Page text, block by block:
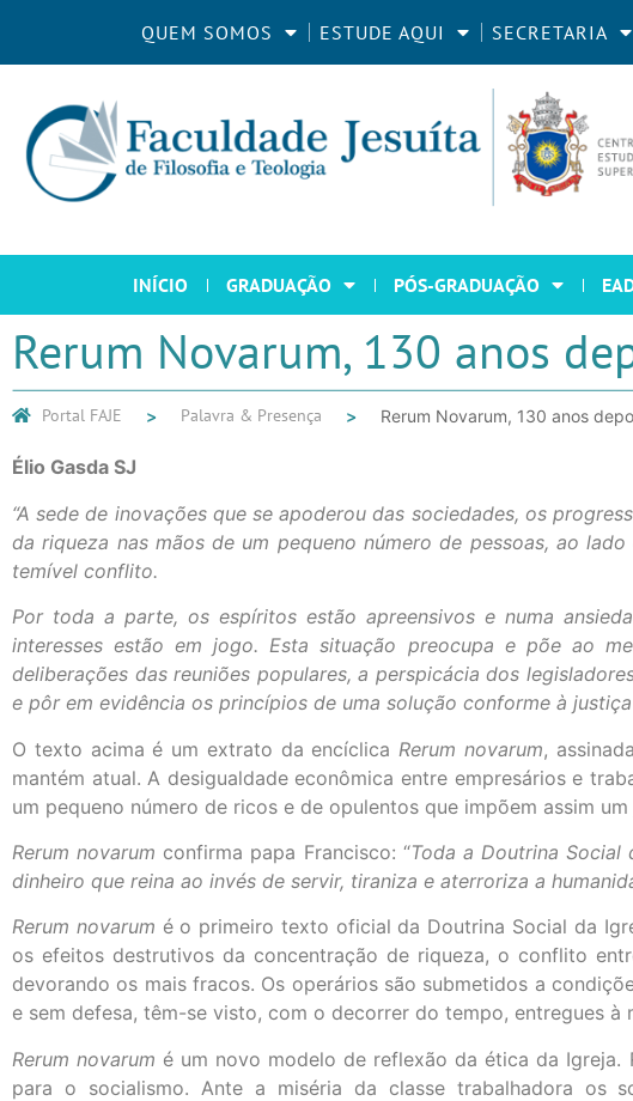
QUEM SOMOS ESTUDE AQUI SECRETARIA
INÍCIO GRADUAÇÃO PÓS-GRADUAÇÃO
Rerum Novarum, 130 anos
Portal FAJE Palavra & Presença Rerum Novarum, 130 anos
Élio Gasda SJ
“A sede de inovações que se apoderou das sociedades, os
da riqueza nas mãos de um pequeno número de pessoas, ao
temível conflito.
Por toda a parte, os espíritos estão apreensivos e numa
interesses estão em jogo. Esta situação preocupa e põe ao
deliberações das reuniões populares, a perspicácia dos
e pôr em evidência os princípios de uma solução conforme à
O texto acima é um extrato da encíclica Rerum novarum,
mantém atual. A desigualdade econômica entre empresários e
um pequeno número de ricos e de opulentos que impõem assim
Rerum novarum confirma papa Francisco: “Toda a Doutrina Social
dinheiro que reina ao invés de servir, tiraniza e aterroriza a
Rerum novarum é o primeiro texto oficial da Doutrina Social da
os efeitos destrutivos da concentração de riqueza, o conflito
devorando os mais fracos. Os operários são submetidos a
e sem defesa, têm-se visto, com o decorrer do tempo, entregues à
Rerum novarum é um novo modelo de reflexão da ética da
para o socialismo. Ante a miséria da classe trabalhadora os